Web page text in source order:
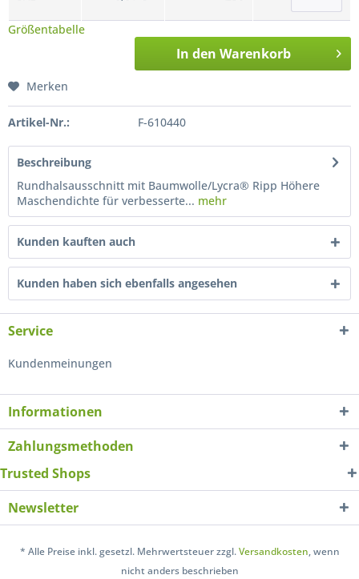
Größentabelle
In den Warenkorb
Merken
Artikel-Nr.: F-610440
Beschreibung
Rundhalsausschnitt mit Baumwolle/Lycra® Ripp Höhere
Maschendichte für verbesserte... mehr
Kunden kauften auch
Kunden haben sich ebenfalls angesehen
Service
Kundenmeinungen
Informationen
Zahlungsmethoden
Trusted Shops
Newsletter
* Alle Preise inkl. gesetzl. Mehrwertsteuer zzgl.Versandkosten, wenn
nicht anders beschrieben